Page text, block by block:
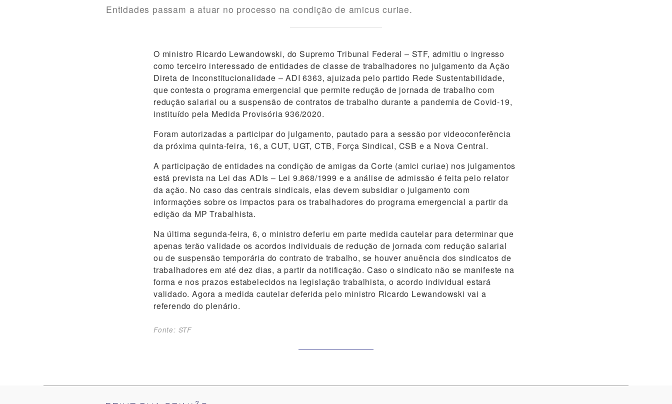
Entidades passam a atuar no processo na condição de amicus curiae.
O ministro Ricardo Lewandowski, do Supremo Tribunal Federal – STF, admitiu o ingresso
como terceiro interessado de entidades de classe de trabalhadores no julgamento da Ação
Direta de Inconstitucionalidade – ADI 6363, ajuizada pelo partido Rede Sustentabilidade,
que contesta o programa emergencial que permite redução de jornada de trabalho com
redução salarial ou a suspensão de contratos de trabalho durante a pandemia de Covid-19,
instituído pela Medida Provisória 936/2020.
Foram autorizadas a participar do julgamento, pautado para a sessão por videoconferência
da próxima quinta-feira, 16, a CUT, UGT, CTB, Força Sindical, CSB e a Nova Central.
A participação de entidades na condição de amigas da Corte (amici curiae) nos julgamentos
está prevista na Lei das ADIs – Lei 9.868/1999 e a análise de admissão é feita pelo relator
da ação. No caso das centrais sindicais, elas devem subsidiar o julgamento com
informações sobre os impactos para os trabalhadores do programa emergencial a partir da
edição da MP Trabalhista.
Na última segunda-feira, 6, o ministro deferiu em parte medida cautelar para determinar que
apenas terão validade os acordos individuais de redução de jornada com redução salarial
ou de suspensão temporária do contrato de trabalho, se houver anuência dos sindicatos de
trabalhadores em até dez dias, a partir da notificação. Caso o sindicato não se manifeste na
forma e nos prazos estabelecidos na legislação trabalhista, o acordo individual estará
validado. Agora a medida cautelar deferida pelo ministro Ricardo Lewandowski vai a
referendo do plenário.
Fonte: STF